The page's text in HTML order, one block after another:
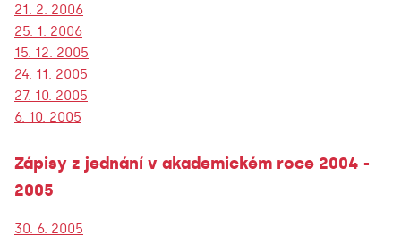
21. 2. 2006
25. 1. 2006
15. 12. 2005
24. 11. 2005
27. 10. 2005
6. 10. 2005
Zápisy z jednání v akademickém roce 2004 -
2005
30. 6. 2005